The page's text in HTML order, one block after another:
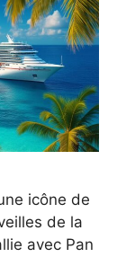
icône de
de la
avec Pan